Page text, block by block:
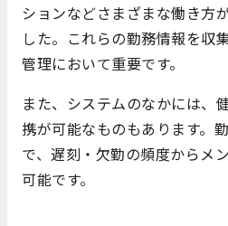
ションなどさまざまな働き方
した。これらの勤務情報を収
管理において重要です。
また、システムのなかには、
携が可能なものもあります。
で、遅刻・欠勤の頻度からメ
可能です。